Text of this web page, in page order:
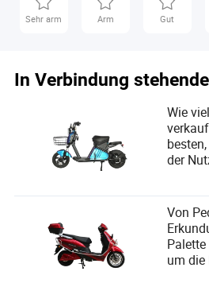
Zukünftige Fortschritte
der Batterielebensdauer, die
Ephraim
Ephraim Shah ist ein erfahrener
Transportbranche, spezialisiert
und Servicegarantie-
Wissen und Erfahrung in
Ephraim als vertrauenswürdige
Sehr arm Arm Gut
In Verbindung
Wie
der
Von
um die